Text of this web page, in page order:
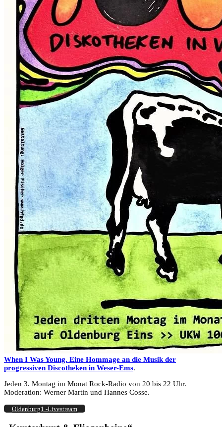
When I Was Young. Eine Hommage an die Musik der
progressiven Discotheken in Weser-Ems.
Jeden 3. Montag im Monat Rock-Radio von 20 bis 22 Uhr.
Moderation: Werner Martin und Hannes Cosse.
Oldenburg1 -Livestream